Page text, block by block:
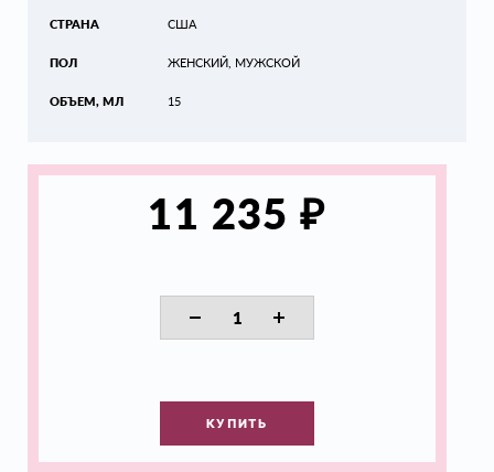
СТРАНА
ПОЛ
ОБЪЕМ, МЛ
США
ЖЕНСКИЙ, МУЖСКОЙ
15
11 235₽
КУПИТЬ